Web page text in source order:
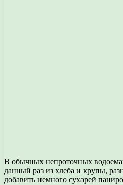
В обычных непроточных
данный раз из хлеба и крупы,
добавить немного сухарей